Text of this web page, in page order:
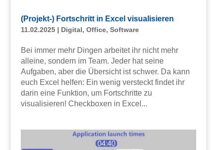
(Projekt-) Fortschritt in Excel visualisieren
11.02.2025| Digital, Office, Software
Bei immer mehr Dingen arbeitet ihr nicht mehr
alleine, sondern im Team. Jeder hat seine
Aufgaben, aber die Übersicht ist schwer. Da kann
euch Excel helfen: Ein wenig versteckt findet ihr
darin eine Funktion, um Fortschritte zu
visualisieren! Checkboxen in Excel...